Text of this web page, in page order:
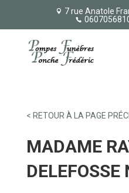
7 rue Anatole
< RETOUR À LA PAGE
MADAME
DELEFOSSE